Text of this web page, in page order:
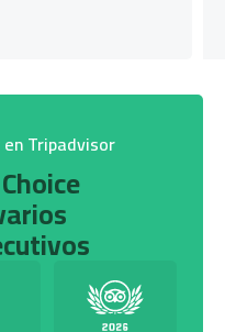
Tripadvisor